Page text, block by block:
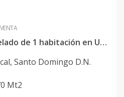
VENTA
Apartamento remodelado de 1 habitación en Urbanización Tropical
, Santo Domingo D.N.
Mt2